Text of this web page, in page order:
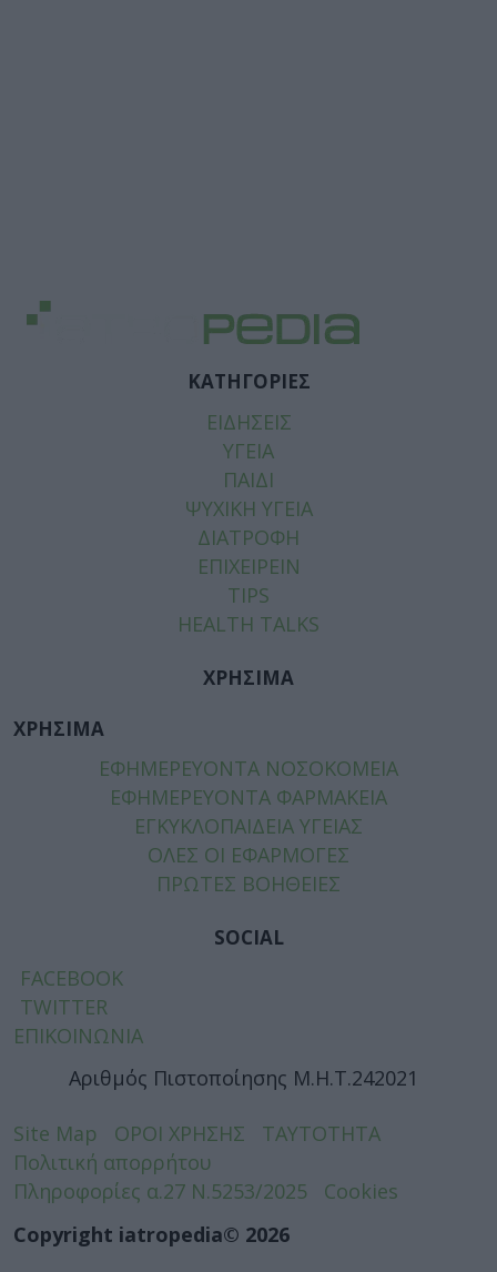
ΚΑΤΗΓΟΡΙΕΣ
ΕΙΔΗΣΕΙΣ
ΥΓΕΙΑ
ΠΑΙΔΙ
ΨΥΧΙΚΗ ΥΓΕΙΑ
ΔΙΑΤΡΟΦΗ
ΕΠΙΧΕΙΡΕΙΝ
TIPS
HEALTH TALKS
ΧΡΗΣΙΜΑ
ΧΡΗΣΙΜΑ
ΕΦΗΜΕΡΕΥΟΝΤΑ ΝΟΣΟΚΟΜΕΙΑ
ΕΦΗΜΕΡΕΥΟΝΤΑ ΦΑΡΜΑΚΕΙΑ
ΕΓΚΥΚΛΟΠΑΙΔΕΙΑ ΥΓΕΙΑΣ
ΟΛΕΣ ΟΙ ΕΦΑΡΜΟΓΕΣ
ΠΡΩΤΕΣ ΒΟΗΘΕΙΕΣ
SOCIAL
FACEBOOK
TWITTER
ΕΠΙΚΟΙΝΩΝΙΑ
Αριθμός Πιστοποίησης Μ.Η.Τ.242021
Site Map ΟΡΟΙ ΧΡΗΣΗΣ
ΤΑΥΤΟΤΗΤΑ
Πολιτική απορρήτου
Πληροφορίες α.27 Ν.5253/2025
Cookies
Copyright iatropedia© 2026